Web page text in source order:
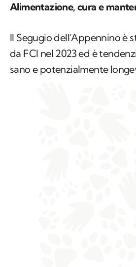
Alimentazione, cura e
Il Segugio dell’Appennino è
da FCI nel 2023 ed è
sano e potenzialmente